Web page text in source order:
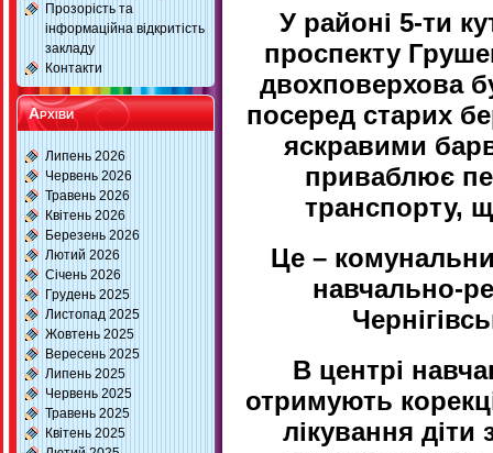
Прозорість та
інформаційна відкритість
закладу
Контакти
Архіви
Липень 2026
Червень 2026
Травень 2026
Квітень 2026
Березень 2026
Лютий 2026
Січень 2026
Грудень 2025
Листопад 2025
Жовтень 2025
Вересень 2025
Липень 2025
Червень 2025
Травень 2025
Квітень 2025
У районі 5-ти
проспекту
двохповерхова
посеред старих
яскравими
приваблює
транспорту,
Це –
навчально-
В центрі
отримують
лікування